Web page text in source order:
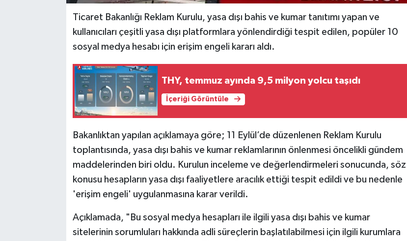
Ticaret Bakanlığı Reklam Kurulu, yasa dışı bahis ve kumar tanıtımı yapan ve
kullanıcıları çeşitli yasa dışı platformlara yönlendirdiği tespit edilen, popüler 10
sosyal medya hesabı için erişim engeli kararı aldı.
THY, temmuz ayında 9,5 milyon yolcu taşıdı
İçeriği Görüntüle
Bakanlıktan yapılan açıklamaya göre; 11 Eylül’de düzenlenen Reklam Kurulu
toplantısında, yasa dışı bahis ve kumar reklamlarının önlenmesi öncelikli gündem
maddelerinden biri oldu. Kurulun inceleme ve değerlendirmeleri sonucunda, söz
konusu hesapların yasa dışı faaliyetlere aracılık ettiği tespit edildi ve bu nedenle
'erişim engeli' uygulanmasına karar verildi.
Açıklamada, "Bu sosyal medya hesapları ile ilgili yasa dışı bahis ve kumar
sitelerinin sorumluları hakkında adli süreçlerin başlatılabilmesi için ilgili kurumlara